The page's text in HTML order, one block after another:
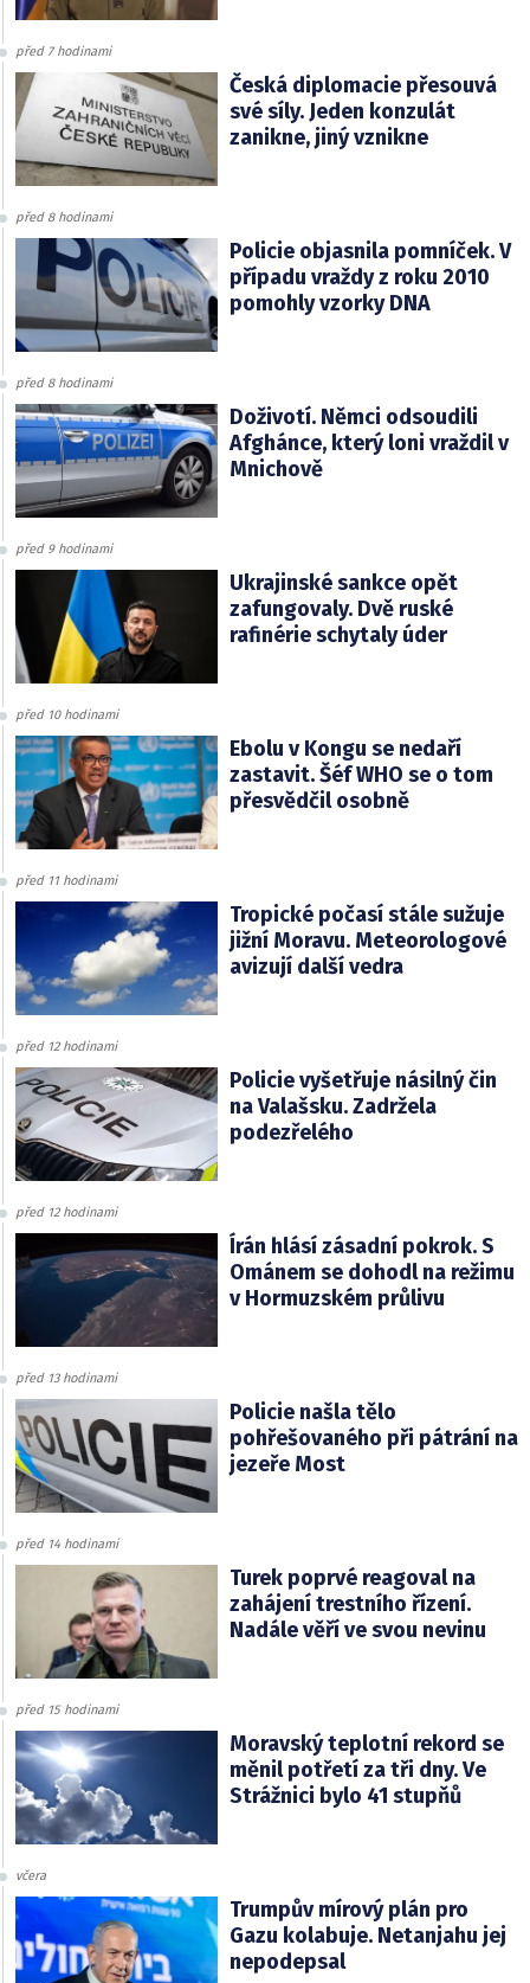
před 7 hodinami
Česká diplomacie přesouvá
své síly. Jeden konzulát
zanikne, jiný vznikne
před 8 hodinami
Policie objasnila pomníček. V
případu vraždy z roku 2010
pomohly vzorky DNA
před 8 hodinami
Doživotí. Němci odsoudili
Afghánce, který loni vraždil v
Mnichově
před 9 hodinami
Ukrajinské sankce opět
zafungovaly. Dvě ruské
rafinérie schytaly úder
před 10 hodinami
Ebolu v Kongu se nedaří
zastavit. Šéf WHO se o tom
přesvědčil osobně
před 11 hodinami
Tropické počasí stále sužuje
jižní Moravu. Meteorologové
avizují další vedra
před 12 hodinami
Policie vyšetřuje násilný čin
na Valašsku. Zadržela
podezřelého
před 12 hodinami
Írán hlásí zásadní pokrok. S
Ománem se dohodl na režimu
v Hormuzském průlivu
před 13 hodinami
Policie našla tělo
pohřešovaného při pátrání na
jezeře Most
před 14 hodinami
Turek poprvé reagoval na
zahájení trestního řízení.
Nadále věří ve svou nevinu
před 15 hodinami
Moravský teplotní rekord se
měnil potřetí za tři dny. Ve
Strážnici bylo 41 stupňů
včera
Trumpův mírový plán pro
Gazu kolabuje. Netanjahu jej
nepodepsal